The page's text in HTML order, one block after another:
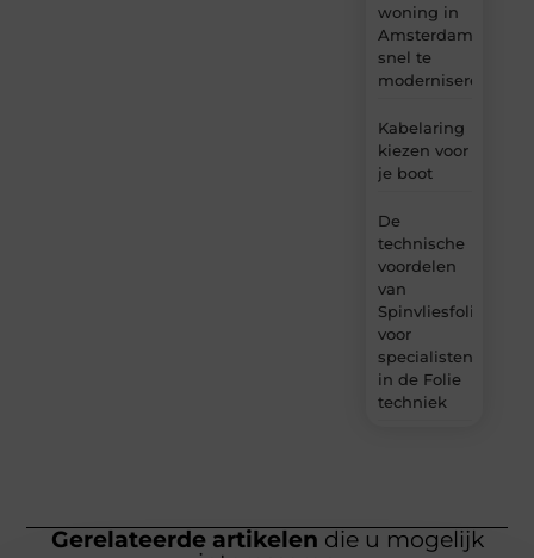
woning in
Amsterdam
snel te
moderniseren
Kabelaring
kiezen voor
je boot
De
technische
voordelen
van
Spinvliesfolie
voor
specialisten
in de Folie
techniek
Gerelateerde artikelen die u mogelijk